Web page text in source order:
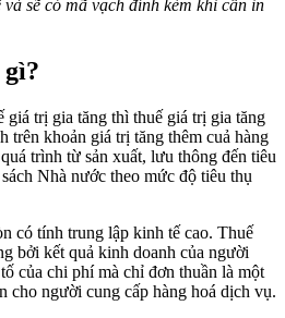
sẽ có mã vạch đính kèm khi cần in
giá trị gia tăng thì thuế giá trị gia tăng
trên khoản giá trị tăng thêm cuả hàng
trình từ sản xuất, lưu thông đến tiêu
Nhà nước theo mức độ tiêu thụ
có tính trung lập kinh tế cao. Thuế
bởi kết quả kinh doanh của người
của chi phí mà chỉ đơn thuần là một
cho người cung cấp hàng hoá dịch vụ.